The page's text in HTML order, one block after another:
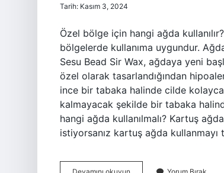
Tarih: Kasım 3, 2024
Özel bölge için hangi ağda
bölgelerde kullanıma uygundur.
Sesu Bead Sir Wax, ağdaya yeni
özel olarak tasarlandığından
ince bir tabaka halinde cilde kolayca
kalmayacak şekilde bir tabaka
hangi ağda kullanılmalı? Kartuş
istiyorsanız kartuş ağda kullanmayı
Kuaförlerin